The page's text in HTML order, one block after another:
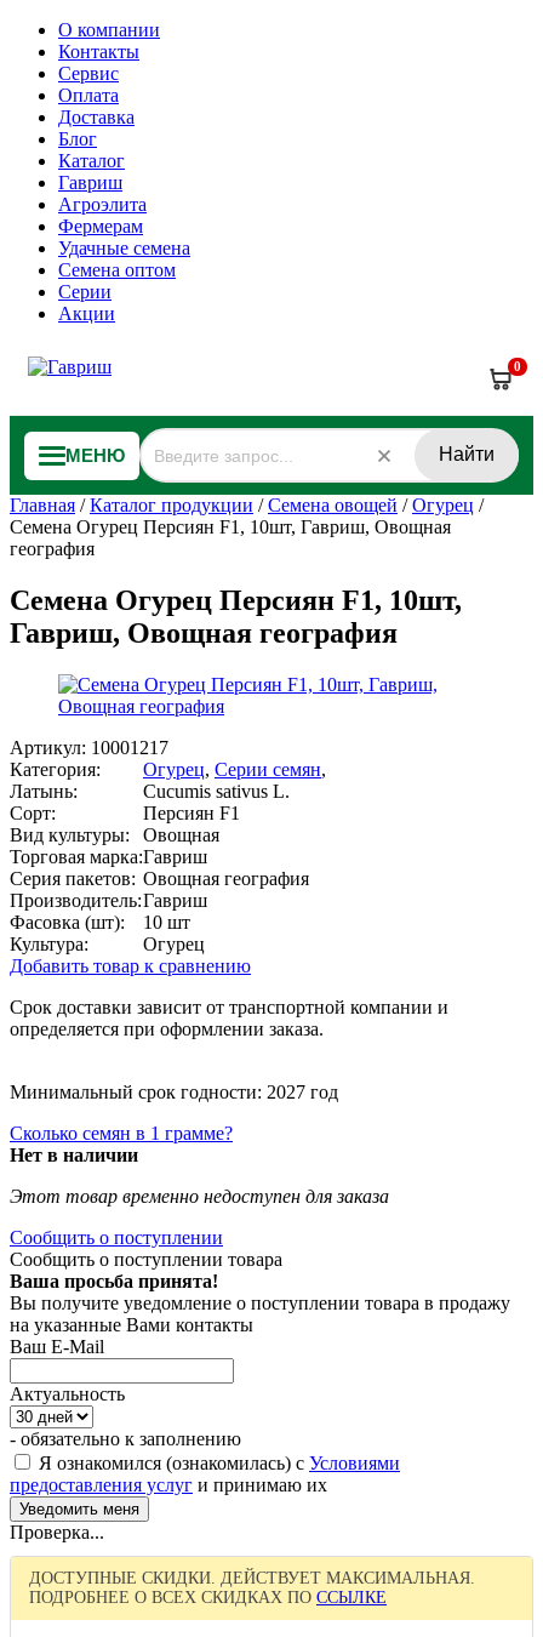
О компании
Контакты
Сервис
Оплата
Доставка
Блог
Каталог
Гавриш
Агроэлита
Фермерам
Удачные семена
Семена оптом
Серии
Акции
0
МЕНЮ Найти
Главная /Каталог продукции /Семена овощей /Огурец /
Семена Огурец Персиян F1, 10шт, Гавриш, Овощная
география
Семена Огурец Персиян F1, 10шт,
Гавриш, Овощная география
Артикул: 10001217
Категория:
Огурец, Серии семян,
Латынь:
Cucumis sativus L.
Сорт:
Персиян F1
Вид культуры:
Овощная
Торговая марка:Гавриш
Серия пакетов: Овощная география
Производитель:Гавриш
Фасовка (шт):
10 шт
Культура:
Огурец
Добавить товар к сравнению
Срок доставки зависит от транспортной компании и
определяется при оформлении заказа.
Минимальный срок годности: 2027 год
Сколько семян в 1 грамме?
Нет в наличии
Этот товар временно недоступен для заказа
Сообщить о поступлении
Сообщить о поступлении товара
Ваша просьба принята!
Вы получите уведомление о поступлении товара в продажу
на указанные Вами контакты
Ваш E-Mail
Актуальность
- обязательно к заполнению
Я ознакомился (ознакомилась) с Условиями
предоставления услуг и принимаю их
Проверка...
ДОСТУПНЫЕ СКИДКИ. ДЕЙСТВУЕТ МАКСИМАЛЬНАЯ.
ПОДРОБНЕЕ О ВСЕХ СКИДКАХ ПО ССЫЛКЕ